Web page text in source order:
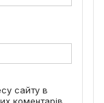
сайту в